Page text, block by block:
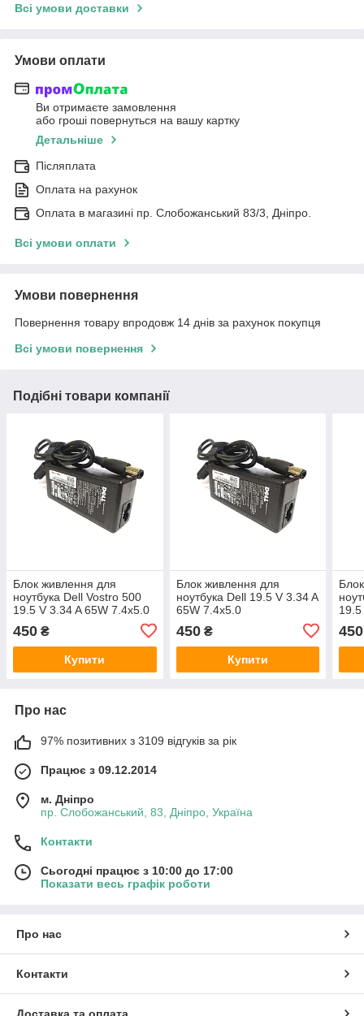
Всі умови доставки
Умови оплати
Ви отримаєте замовлення
або гроші повернуться на вашу картку
Детальніше
Післяплата
Оплата на рахунок
Оплата в магазині пр. Слобожанський 83/3, Дніпро.
Всі умови оплати
Умови повернення
Повернення товару впродовж 14 днів за рахунок покупця
Всі умови повернення
Подібні товари компанії
Блок живлення для
ноутбука Dell Vostro 500
19.5 V 3.34 A 65W 7.4x5.0
450 ₴
Купити
Блок живлення для
ноутбука Dell 19.5 V 3.34 A
65W 7.4x5.0
450₴
Купити
450
Про нас
97% позитивних з 3109 відгуків за рік
Працює з 09.12.2014
м. Дніпро
пр. Слобожанський, 83, Дніпро, Україна
Контакти
Сьогодні працює з 10:00 до 17:00
Показати весь графік роботи
Про нас
Контакти